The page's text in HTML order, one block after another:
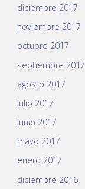
diciembre 2017
noviembre 2017
octubre 2017
septiembre 2017
agosto 2017
julio 2017
junio 2017
mayo 2017
enero 2017
diciembre 2016